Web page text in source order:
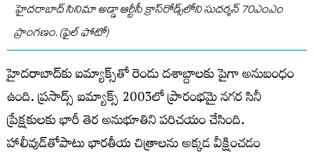
హైదరాబాద్‌ సినిమా అడ్డా ఆర్టీసీ క్రాస్‌రోడ్స్‌లోని సుదర్శన్‌ 70ఎంఎం
ప్రాంగణం. (ఫైల్‌ ఫోటో)
హైదరాబాద్‌కు ఐమ్యాక్స్‌తో రెండు దశాబ్దాలకు పైగా అనుబంధం
ఉంది. ప్రసాద్స్‌ ఐమ్యాక్స్‌ 2003లో ప్రారంభమై నగర సినీ
ప్రేక్షకులకు భారీ తెర అనుభూతిని పరిచయం చేసింది.
హాలీవుడ్‌తోపాటు భారతీయ చిత్రాలను అక్కడ వీక్షించడం